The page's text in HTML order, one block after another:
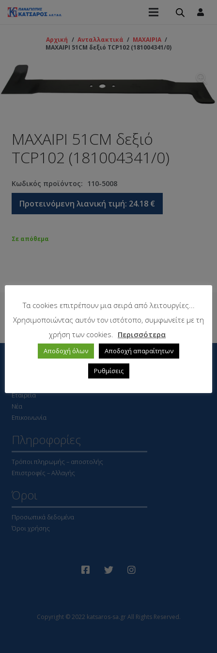
Αρχική / Ανταλλακτικά / ΜΑΧΑΙΡΙΑ /
ΜΑΧΑΙΡΙ 51CM δεξιό TCP102 (181004341/0)
ΜΑΧΑΙΡΙ 51CM δεξιό
TCP102 (181004341/0)
Κωδικός προϊόντος: 110-5008
Προτεινόμενη λιανική τιμή: 24.18 €
Σε απόθεμα
Δείτε επίσης
Εταιρεία
Νέα
Επικοινωνία
Πληροφορίες
Τρόποι πληρωμής – αποστολής
Επιστροφές – Αλλαγής
Όροι
Προσωπικά δεδομένα
Όροι χρήσης
Copyright © 2022 katsaros-sa.gr All Rights Reserved.
Τα cookies επιτρέπουν μια σειρά από λειτουργίες...
Χρησιμοποιώντας αυτόν τον ιστότοπο, συμφωνείτε με τη
χρήση των cookies.
Περισσότερα
Αποδοχή όλων Αποδοχή απαραίτητων
Ρυθμίσεις